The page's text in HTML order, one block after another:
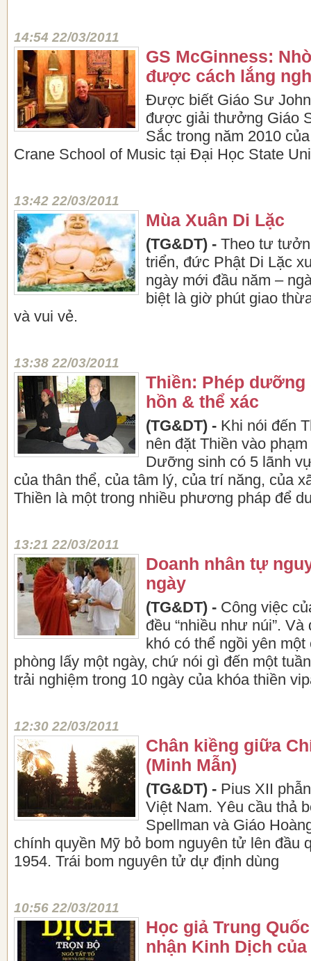
14:54 22/03/2011
GS McGinness:
được cách lắng
Được biết Giáo Sư
được giải thưởng Giáo
Sắc trong năm 2010
Crane School of Music tại Đại Học State
13:42 22/03/2011
Mùa Xuân Di Lặc
(TG&DT) - Theo tư
triển, đức Phật Di Lặc
ngày mới đầu năm –
biệt là giờ phút giao
và vui vẻ.
13:38 22/03/2011
Thiền: Phép dưỡng
hồn & thể xác
(TG&DT) - Khi nói đến
nên đặt Thiền vào
Dưỡng sinh có 5 lãnh
của thân thể, của tâm lý, của trí năng, của
Thiền là một trong nhiều phương pháp để
13:21 22/03/2011
Doanh nhân tự
ngày
(TG&DT) - Công việc
đều “nhiều như núi”.
khó có thể ngồi yên
phòng lấy một ngày, chứ nói gì đến một
trải nghiệm trong 10 ngày của khóa thiền
12:30 22/03/2011
Chân kiềng giữa
(Minh Mẫn)
(TG&DT) - Pius XII
Việt Nam. Yêu cầu thả
Spellman và Giáo
chính quyền Mỹ bỏ bom nguyên tử lên đầu
1954. Trái bom nguyên tử dự định dùng
10:56 22/03/2011
Học giả Trung
nhận Kinh Dịch